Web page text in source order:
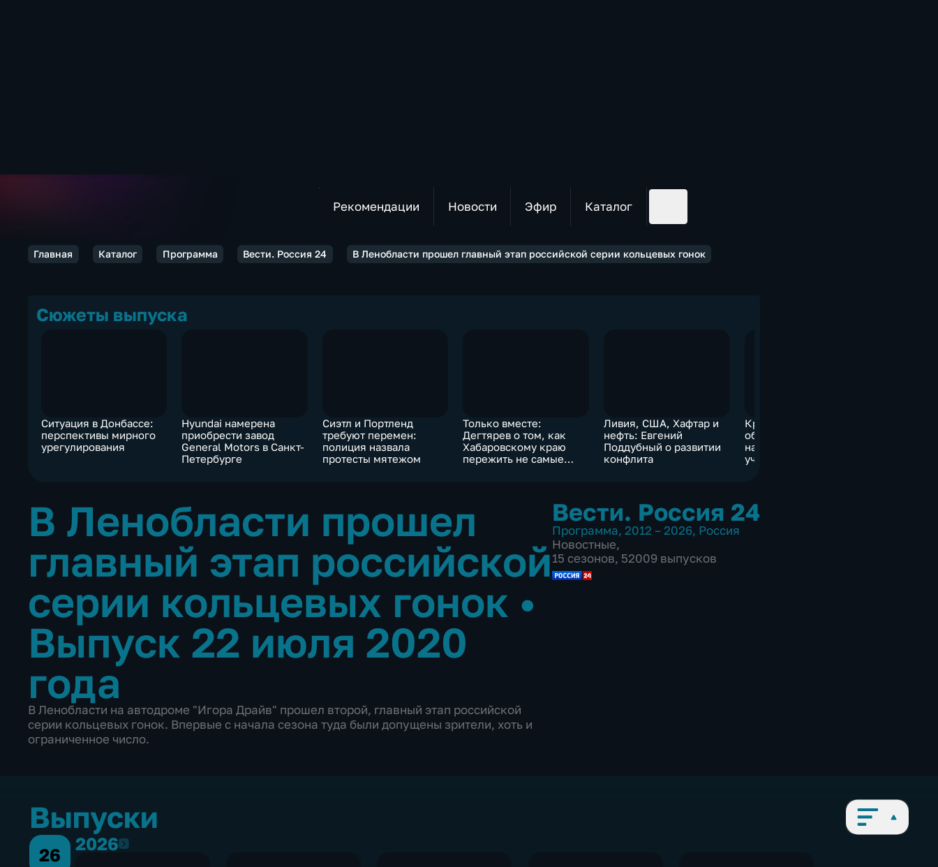
Рекомендации Новости Эфир Каталог
Главная Каталог Программа Вести. Россия 24 В Ленобласти прошел главный этап российской серии кольцевых гонок
Сюжеты выпуска
Ситуация в Донбассе:
перспективы мирного
урегулирования
Hyundai намерена
приобрести завод
General Motors в Санкт-
Петербурге
Сиэтл и Портленд
требуют перемен:
полиция назвала
протесты мятежом
Только вместе:
Дегтярев о том, как
Хабаровскому краю
пережить не самые
Ливия, США, Хафтар и
нефть: Евгений
Поддубный о развитии
конфлита
Кравцов: будет ли
общая линейка и с чего
начнется новый
учебный год
В Ленобласти прошел
главный этап российской
серии кольцевых гонок •
Выпуск 22 июля 2020
года
В Ленобласти на автодроме "Игора Драйв" прошел второй, главный этап российской
серии кольцевых гонок. Впервые с начала сезона туда были допущены зрители, хоть и
ограниченное число.
Вести. Россия 24
Программа, 2012 – 2026, Россия
Новостные,
15 сезонов, 52009 выпусков
Выпуски
26
20262026